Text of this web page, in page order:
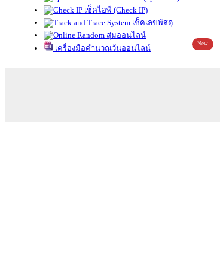
เช็คไอพี (Check IP)
เช็คเลขพัสดุ
สุ่มออนไลน์
เครื่องมือคำนวณวันออนไลน์
New